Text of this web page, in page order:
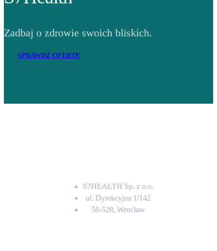
Zadbaj o zdrowie swoich bliskich.
SPRAWDŹ OFERTĘ
S7HEALTH Sp. z o.o.
ul. Dyrekcyjna 1/142
50-528, Wrocław